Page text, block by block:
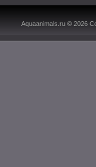
Aquaanimals.ru © 2026